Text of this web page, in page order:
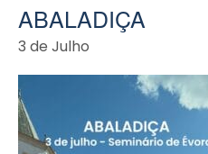
ABALADIÇA
3 de Julho